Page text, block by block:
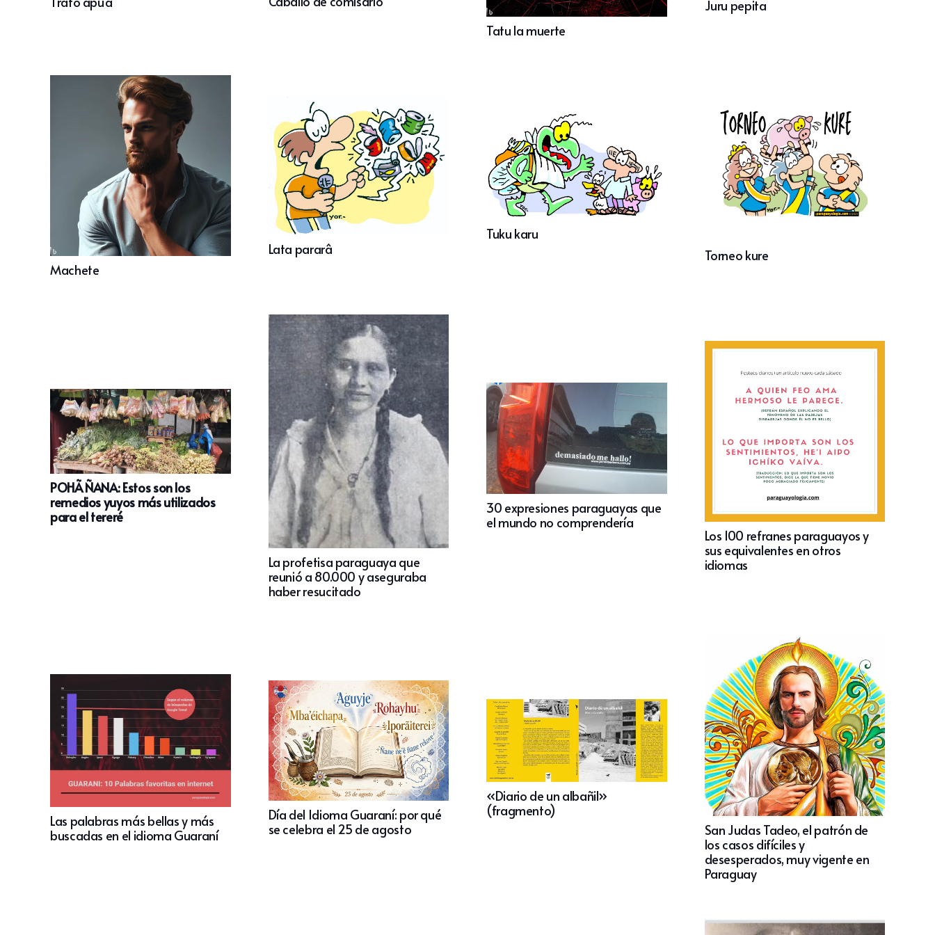
Tatu la muerte
Juru pepita
Machete
Lata pararâ
Tuku karu
Torneo kure
POHÃ ÑANA: Estos son los
remedios yuyos más utilizados
para el tereré
La profetisa paraguaya que
reunió a 80.000 y aseguraba
haber resucitado
30 expresiones paraguayas que
el mundo no comprendería
Los 100 refranes paraguayos y
sus equivalentes en otros
idiomas
Las palabras más bellas y más
buscadas en el idioma Guaraní
Día del Idioma Guaraní: por qué
se celebra el 25 de agosto
«Diario de un albañil»
(fragmento)
San Judas Tadeo, el patrón de
los casos difíciles y
desesperados, muy vigente en
Paraguay